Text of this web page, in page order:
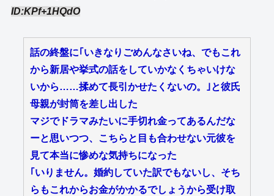
ID:KPf+1HQdO
話の終盤に｢いきなりごめんなさいね、でもこれ
から新居や挙式の話をしていかなくちゃいけな
いから……揉めて長引かせたくないの。｣と彼氏
母親が封筒を差し出した
マジでドラマみたいに手切れ金ってあるんだな
ーと思いつつ、こちらと目も合わせない元彼を
見て本当に惨めな気持ちになった
｢いりません。婚約していた訳でもないし、そち
らもこれからお金がかかるでしょうから受け取